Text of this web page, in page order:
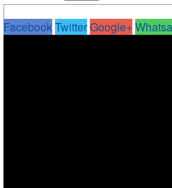
FacebookTwitterGoogle+